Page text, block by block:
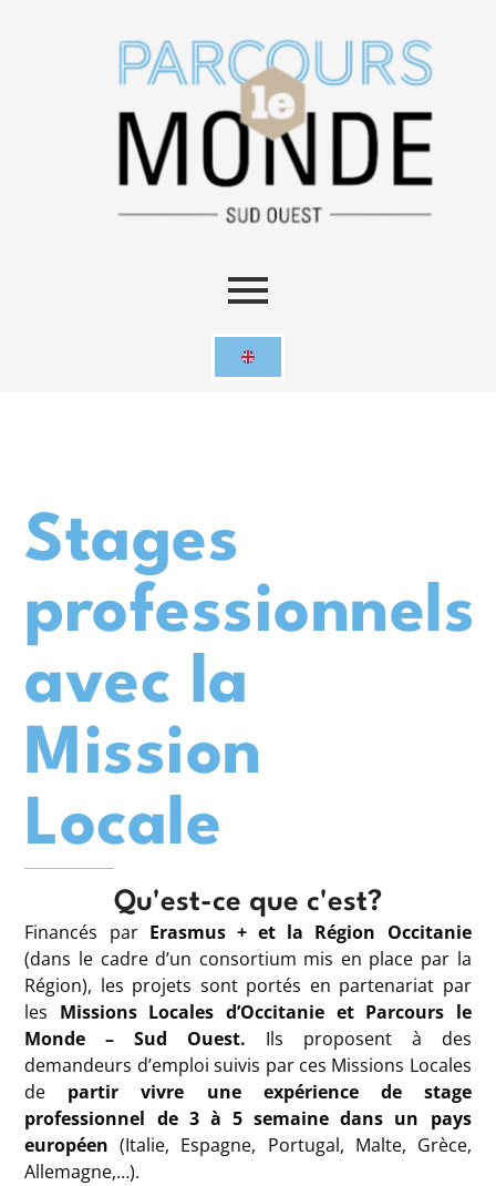
Stages
professionnels
avec la
Mission
Locale
Qu'est-ce que c'est?
Financés par Erasmus + et la Région Occitanie
(dans le cadre d’un consortium mis en place par la
Région), les projets sont portés en partenariat par
les Missions Locales d’Occitanie et Parcours le
Monde – Sud Ouest. Ils proposent à des
demandeurs d’emploi suivis par ces Missions Locales
de partir vivre une expérience de stage
professionnel de 3 à 5 semaine dans un pays
européen (Italie, Espagne, Portugal, Malte, Grèce,
Allemagne,…).